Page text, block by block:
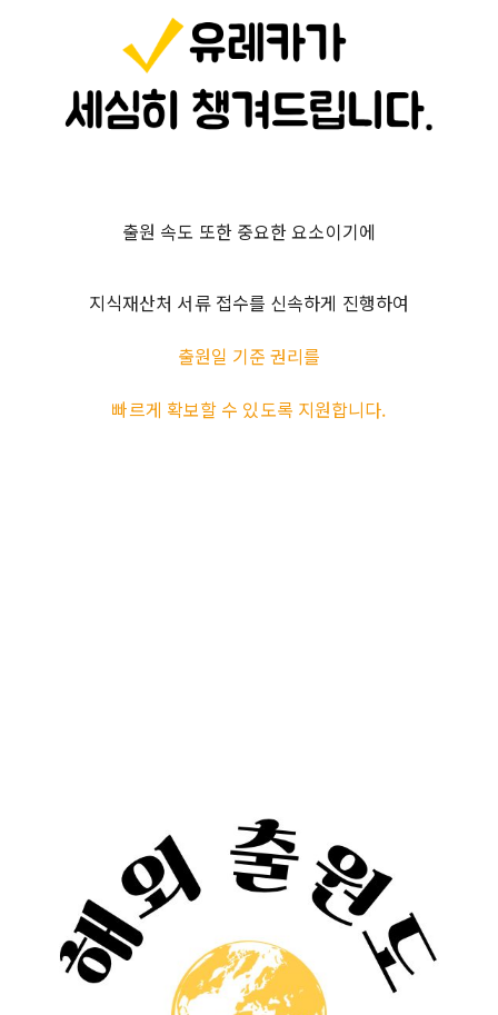
출원 속도 또한 중요한 요소이기에
지식재산처 서류 접수를 신속하게 진행하여
출원일 기준 권리를
빠르게 확보할 수 있도록 지원합니다.